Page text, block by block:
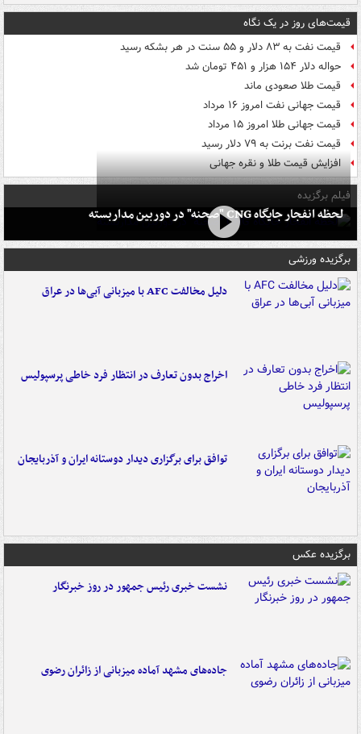
قیمت‌های روز در یک نگاه
قیمت نفت به ۸۳ دلار و ۵۵ سنت در هر بشکه رسید
حواله دلار ۱۵۴ هزار و ۴۵۱ تومان شد
قیمت طلا صعودی ماند
قیمت جهانی نفت امروز ۱۶ مرداد
قیمت جهانی طلا امروز ۱۵ مرداد
قیمت نفت برنت به ۷۹ دلار رسید
افزایش قیمت طلا و نقره جهانی
فیلم برگزیده
لحظه انفجار جایگاه CNG "صحنه" در دوربین مداربسته
برگزیده ورزشی
دلیل مخالفت AFC با میزبانی آبی‌ها در عراق
اخراج بدون تعارف در انتظار فرد خاطی پرسپولیس
توافق برای برگزاری دیدار دوستانه ایران و آذربایجان
برگزیده عکس
نشست خبری رئیس جمهور در روز خبرنگار
جاده‌های مشهد آماده میزبانی از زائران رضوی